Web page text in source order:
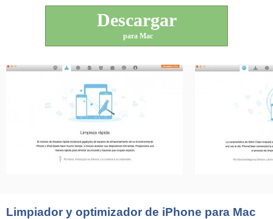
Descargar
para Mac
Limpiador y optimizador de iPhone para Mac